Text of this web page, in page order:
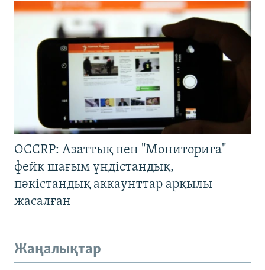
OCCRP: Азаттық пен "Мониториға"
фейк шағым үндістандық,
пәкістандық аккаунттар арқылы
жасалған
Жаңалықтар